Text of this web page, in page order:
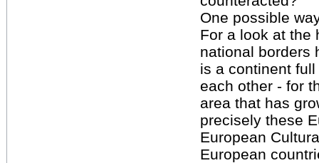
One possible
For a look at the
national borders
is a continent
each other - for
area that has
precisely these
European
European